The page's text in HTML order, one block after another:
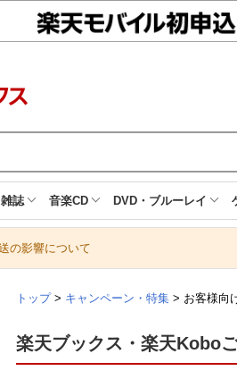
雑誌 音楽CD DVD・ブルーレイ
の影響について
トップ> キャンペーン・特集 > お客様向
楽天ブックス・楽天Kobo